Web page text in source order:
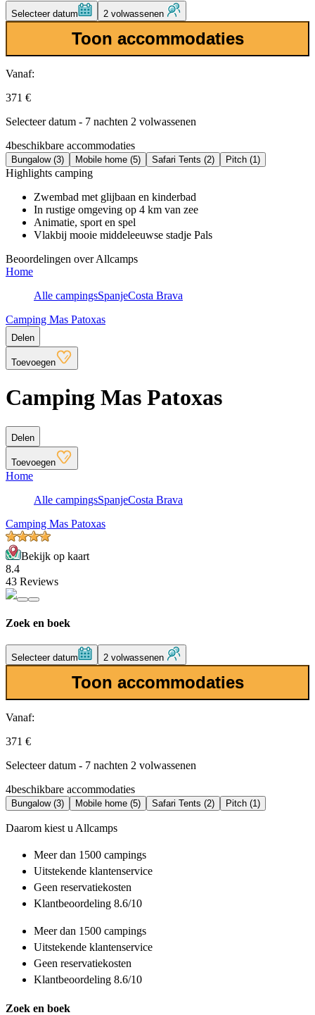
Selecteer datum 2 volwassenen
Toon accommodaties
Vanaf:
371 €
Selecteer datum - 7 nachten 2 volwassenen
4beschikbare accommodaties
Bungalow (3) Mobile home (5) Safari Tents (2) Pitch (1)
Highlights camping
Zwembad met glijbaan en kinderbad
In rustige omgeving op 4 km van zee
Animatie, sport en spel
Vlakbij mooie middeleeuwse stadje Pals
Beoordelingen over Allcamps
Home
Alle campingsSpanjeCosta Brava
Camping Mas Patoxas
Delen
Toevoegen
Camping Mas Patoxas
Delen
Toevoegen
Home
Alle campingsSpanjeCosta Brava
Camping Mas Patoxas
Bekijk op kaart
8.4
43 Reviews
Zoek en boek
Selecteer datum 2 volwassenen
Toon accommodaties
Vanaf:
371 €
Selecteer datum - 7 nachten 2 volwassenen
4beschikbare accommodaties
Bungalow (3) Mobile home (5) Safari Tents (2) Pitch (1)
Daarom kiest u Allcamps
Meer dan 1500 campings
Uitstekende klantenservice
Geen reservatiekosten
Klantbeoordeling 8.6/10
Meer dan 1500 campings
Uitstekende klantenservice
Geen reservatiekosten
Klantbeoordeling 8.6/10
Zoek en boek